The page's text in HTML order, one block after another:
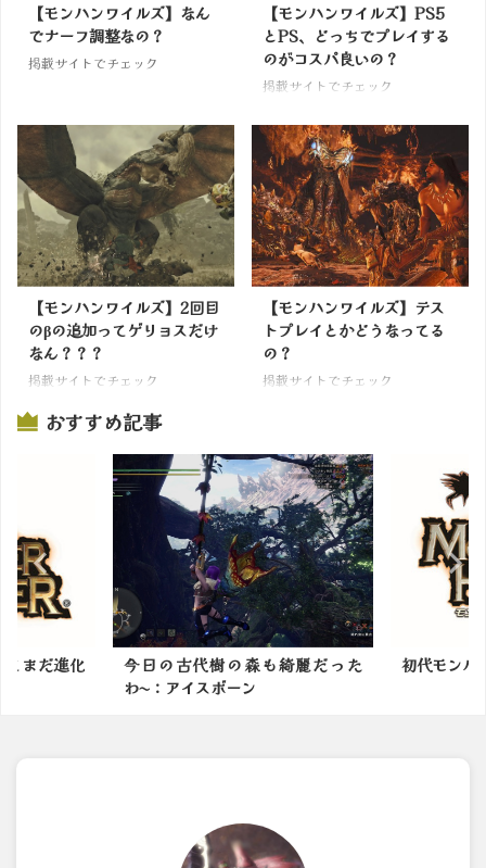
【モンハンワイルズ】なん
でナーフ調整なの？
掲載サイトでチェック
【モンハンワイルズ】PS5
とPS、どっちでプレイする
のがコスパ良いの？
掲載サイトでチェック
【モンハンワイルズ】2回目
のβの追加ってゲリョスだけ
なん？？？
掲載サイトでチェック
【モンハンワイルズ】テス
トプレイとかどうなってる
の？
掲載サイトでチェック
おすすめ記事
麗だった 初代モンハンってキツかったよな
モンハン